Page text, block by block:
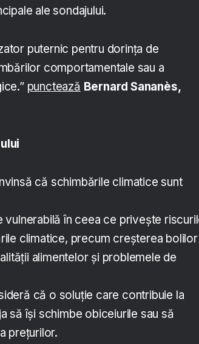
ale sondajului.
puternic pentru dorința de
comportamentale sau a
punctează Bernard Sananès,
că schimbările climatice sunt
vulnerabilă în ceea ce privește
climatice, precum creșterea bolilor
alimentelor și problemele de
că o soluție care contribuie la
să își schimbe obiceiurile sau să
prețurilor.